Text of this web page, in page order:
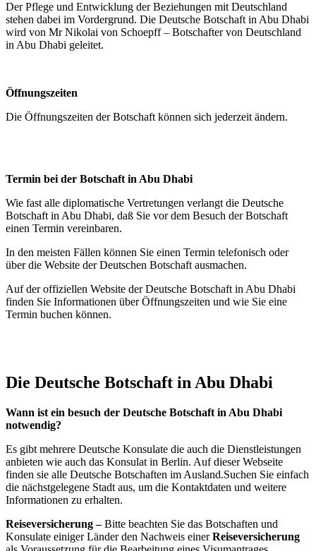
Der Pflege und Entwicklung der Beziehungen mit Deutschland
stehen dabei im Vordergrund. Die Deutsche Botschaft in Abu Dhabi
wird von Mr Nikolai von Schoepff – Botschafter von Deutschland
in Abu Dhabi geleitet.
Öffnungszeiten
Die Öffnungszeiten der Botschaft können sich jederzeit ändern.
Termin bei der Botschaft in Abu Dhabi
Wie fast alle diplomatische Vertretungen verlangt die Deutsche
Botschaft in Abu Dhabi, daß Sie vor dem Besuch der Botschaft
einen Termin vereinbaren.
In den meisten Fällen können Sie einen Termin telefonisch oder
über die Website der Deutschen Botschaft ausmachen.
Auf der offiziellen Website der Deutsche Botschaft in Abu Dhabi
finden Sie Informationen über Öffnungszeiten und wie Sie eine
Termin buchen können.
Die Deutsche Botschaft in Abu Dhabi
Wann ist ein besuch der Deutsche Botschaft in Abu Dhabi
notwendig?
Es gibt mehrere Deutsche Konsulate die auch die Dienstleistungen
anbieten wie auch das Konsulat in Berlin. Auf dieser Webseite
finden sie alle Deutsche Botschaften im Ausland.Suchen Sie einfach
die nächstgelegene Stadt aus, um die Kontaktdaten und weitere
Informationen zu erhalten.
Reiseversicherung –Bitte beachten Sie das Botschaften und
Konsulate einiger Länder den Nachweis einerReiseversicherung